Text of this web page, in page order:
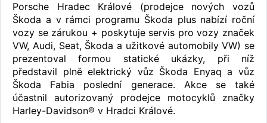
Porsche Hradec Králové (prodejce nových vozů
Škoda a v rámci programu Škoda plus nabízí roční
vozy se zárukou + poskytuje servis pro vozy značek
VW, Audi, Seat, Škoda a užitkové automobily VW) se
prezentoval formou statické ukázky, při níž
představil plně elektrický vůz Škoda Enyaq a vůz
Škoda Fabia poslední generace. Akce se také
účastnil autorizovaný prodejce motocyklů značky
Harley-Davidson® v Hradci Králové.